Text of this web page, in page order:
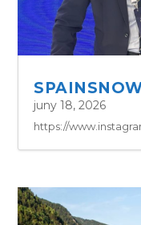
juny 18, 2026
https://